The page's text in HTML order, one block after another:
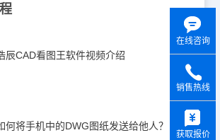
辰CAD看图王软件视频介绍
何将手机中的DWG图纸发送给他人？
在线咨询
销售热线
获取报价